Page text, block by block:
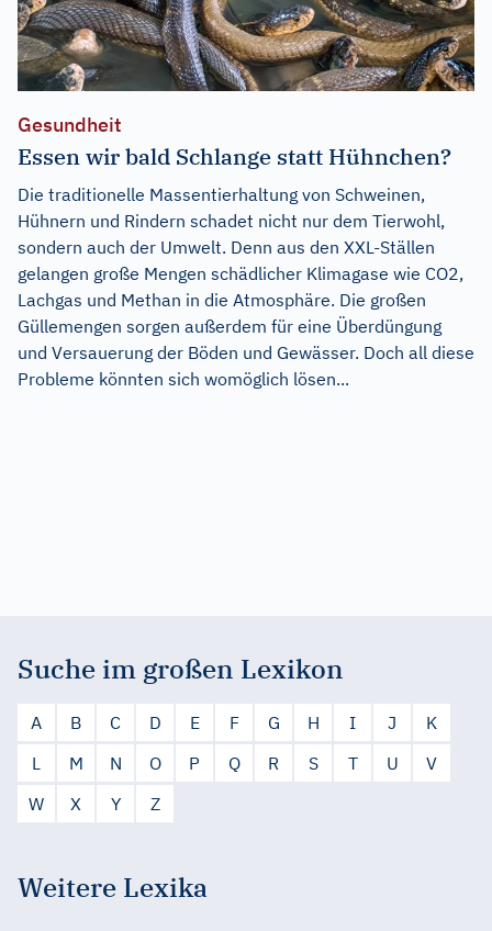
Gesundheit
Essen wir bald Schlange statt Hühnchen?
Die traditionelle Massentierhaltung von Schweinen,
Hühnern und Rindern schadet nicht nur dem Tierwohl,
sondern auch der Umwelt. Denn aus den XXL-Ställen
gelangen große Mengen schädlicher Klimagase wie CO2,
Lachgas und Methan in die Atmosphäre. Die großen
Güllemengen sorgen außerdem für eine Überdüngung
und Versauerung der Böden und Gewässer. Doch all diese
Probleme könnten sich womöglich lösen...
Suche im großen Lexikon
A B C D E F G H I J
K
L
M N O P Q R S T U
V
W
X Y Z
Weitere Lexika